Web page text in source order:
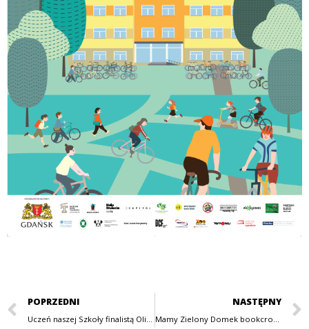
POPRZEDNI
Uczeń naszej Szkoły finalistą Olimpiady Literatury i Języka Polskiego!
NASTĘPNY
Mamy Zielony Domek bookcrossingowy